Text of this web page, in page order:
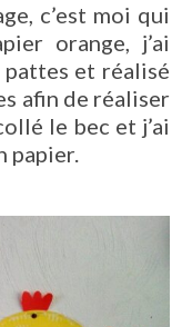
c’est moi qui
orange, j’ai
et réalisé
afin de réaliser
le bec et j’ai
papier.